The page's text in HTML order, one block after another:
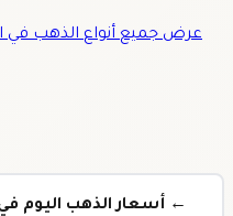
عرض جميع أنواع الذهب في
← أسعار الذهب اليوم